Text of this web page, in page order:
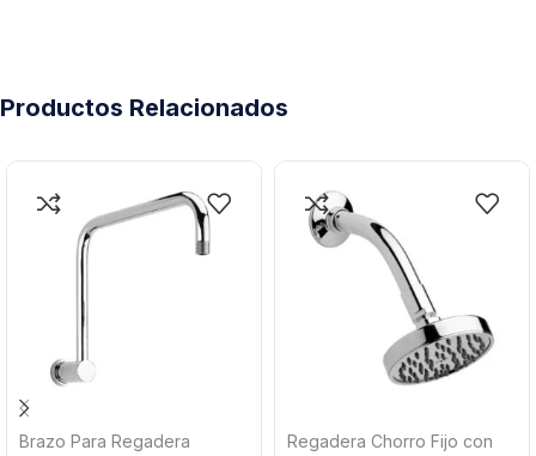
Productos Relacionados
Brazo Para Regadera
Regadera Chorro Fijo con